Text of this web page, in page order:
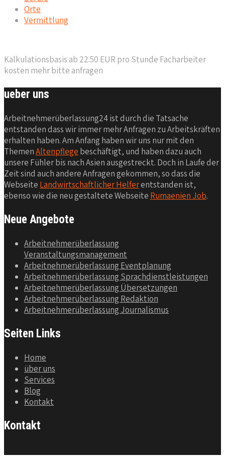
Orte
Vermittlung
Kalkulationsbasis ab 22.50 EUR pro Stunde Facharbeiter
kosten mehr bitte anfragen
ueber uns
Arbeitnehmerüberlassung24 ist durch die Tatsache
entstanden dass wir immer mehr Anfragen zu Arbeitskräften
erhalten haben. Am Anfang haben wir uns nur mit den
ThemenAltenpflege beschäftigt, und haben dazu auch
unsere Fühler bis nach Asien ausgestreckt. Doch in Laufe der
Zeit sind auch andere Anfragen gekommen, so dass die
Webseite Landwirtschaftlicher Helferentstanden ist,
ebenso wie die neu gestaltete Webseite Rumaenien Job.
Neue Angebote
Arbeitnehmerüberlassung
Veranstaltungsmanagement
Arbeitnehmerüberlassung Eventplanung
Arbeitnehmerüberlassung Sprachdienstleistungen
Arbeitnehmerüberlassung Übersetzungen
Arbeitnehmerüberlassung Redaktion
Arbeitnehmerüberlassung Journalismus
Seiten Links
Home
über uns
Services
Blog
Kontakt
Kontakt